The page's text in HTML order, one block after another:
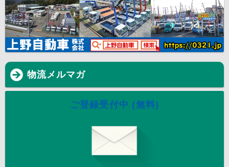
物流メルマガ
ご登録受付中 (無料)